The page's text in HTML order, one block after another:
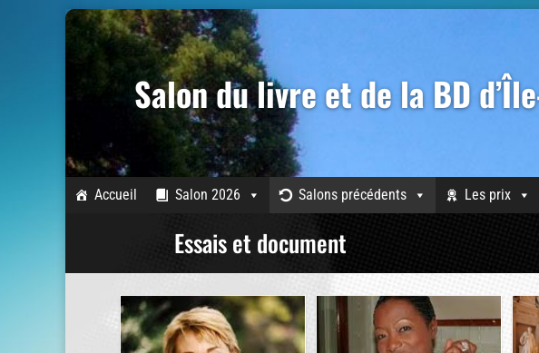
Salon du livre et de la BD
Accueil Salon 2026 Salons précédents Les prix
Essais et document